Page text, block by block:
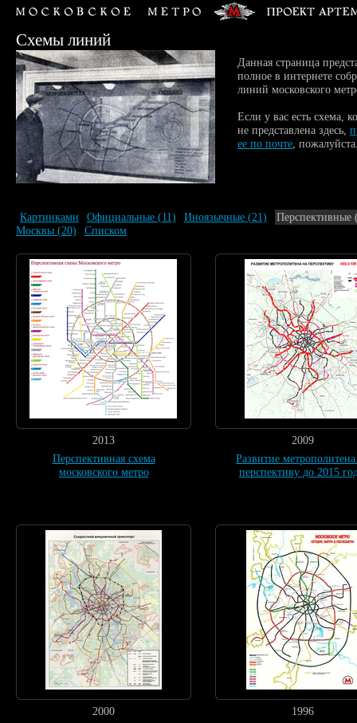
Схемы линий
Данная страница
полное в интернете
линий московского
Если у вас есть схема,
не представлена здесь,
ее по почте ,
Картинками Официальные (11) Иноязычные (21) Перспективные
Москвы (20) Списком
2013
Перспективная схема
московского метро
2009
Развитие
перспективу до 2015
2000 1996